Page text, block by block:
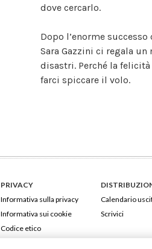
dove cercarlo.
Dopo l’enorme successo
Sara Gazzini ci regala
disastri. Perché la
farci spiccare il volo.
PRIVACY
Informativa sulla privacy
Informativa sui cookie
Codice etico
Calendario
Scrivici